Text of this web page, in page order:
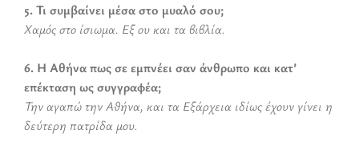
5. Τι συμβαίνει μέσα στο μυαλό σου;
Χαμός στο ίσιωμα. Εξ ου και τα βιβλία.
6. Η Αθήνα πως σε εμπνέει σαν άνθρωπο και κατ’
επέκταση ως συγγραφέα;
Την αγαπώ την Αθήνα, και τα Εξάρχεια ιδίως έχουν γίνει η
δεύτερη πατρίδα μου.